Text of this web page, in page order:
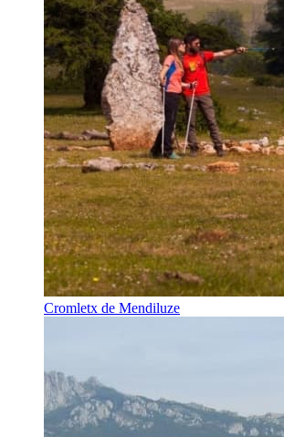
Cromletx de Mendiluze